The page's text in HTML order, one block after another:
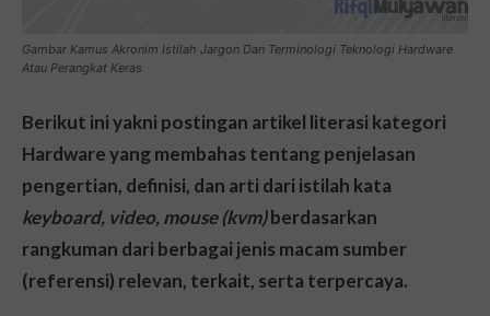
Gambar Kamus Akronim Istilah Jargon Dan Terminologi Teknologi Hardware
Atau Perangkat Keras
Berikut ini yakni postingan artikel literasi kategori
Hardware yang membahas tentang penjelasan
pengertian, definisi, dan arti dari istilah kata
keyboard, video, mouse (kvm)berdasarkan
rangkuman dari berbagai jenis macam sumber
(referensi) relevan, terkait, serta terpercaya.